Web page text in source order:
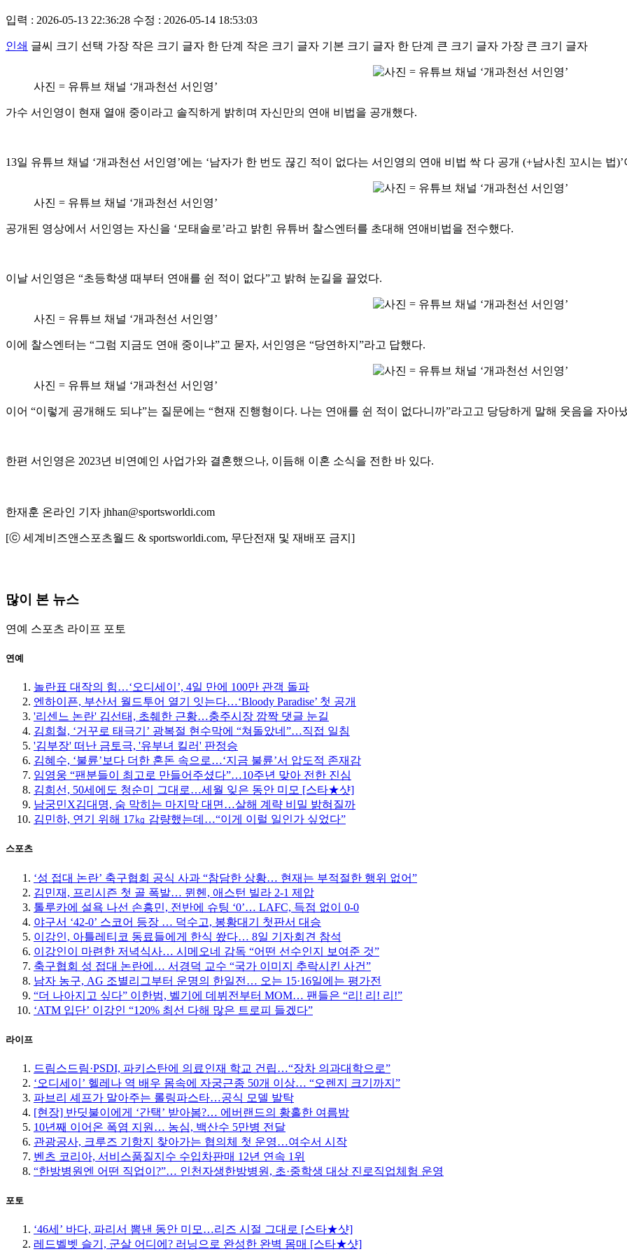
입력 : 2026-05-13 22:36:28 수정 : 2026-05-14 18:53:03
인쇄 글씨 크기 선택 가장 작은 크기 글자 한 단계 작은 크기 글자 기본 크기 글자 한 단계 큰 크기 글자 가장 큰 크기 글자
사진 = 유튜브 채널 ‘개과천선 서인영’
가수 서인영이 현재 열애 중이라고 솔직하게 밝히며 자신만의 연애 비법을 공개했다.
13일 유튜브 채널 ‘개과천선 서인영’에는 ‘남자가 한 번도 끊긴 적이 없다는 서인영의 연애 비법 싹 다 공개 (+남사친 꼬시는 법
사진 = 유튜브 채널 ‘개과천선 서인영’
공개된 영상에서 서인영는 자신을 ‘모태솔로’라고 밝힌 유튜버 찰스엔터를 초대해 연애비법을 전수했다.
이날 서인영은 “초등학생 때부터 연애를 쉰 적이 없다”고 밝혀 눈길을 끌었다.
사진 = 유튜브 채널 ‘개과천선 서인영’
이에 찰스엔터는 “그럼 지금도 연애 중이냐”고 묻자, 서인영은 “당연하지”라고 답했다.
사진 = 유튜브 채널 ‘개과천선 서인영’
이어 “이렇게 공개해도 되냐”는 질문에는 “현재 진행형이다. 나는 연애를 쉰 적이 없다니까”라고고 당당하게 말해 웃음을 자아
한편 서인영은 2023년 비연예인 사업가와 결혼했으나, 이듬해 이혼 소식을 전한 바 있다.
한재훈 온라인 기자 jhhan@sportsworldi.com
[ⓒ 세계비즈앤스포츠월드 & sportsworldi.com, 무단전재 및 재배포 금지]
많이 본 뉴스
연예 스포츠 라이프 포토
연예
놀란표 대작의 힘…‘오디세이’, 4일 만에 100만 관객 돌파
엔하이픈, 부산서 월드투어 열기 잇는다…‘Bloody Paradise’ 첫 공개
'리센느 논란' 김선태, 초췌한 근황…충주시장 깜짝 댓글 눈길
김희철, ‘거꾸로 태극기’ 광복절 현수막에 “쳐돌았네”…직접 일침
'김부장' 떠난 금토극, '유부녀 킬러' 판정승
김혜수, ‘불륜’보다 더한 혼돈 속으로…‘지금 불륜’서 압도적 존재감
임영웅 “팬분들이 최고로 만들어주셨다”…10주년 맞아 전한 진심
김희선, 50세에도 청순미 그대로…세월 잊은 동안 미모 [스타★샷]
남궁민X김대명, 숨 막히는 마지막 대면…살해 계략 비밀 밝혀질까
김민하, 연기 위해 17㎏ 감량했는데…“이게 이럴 일인가 싶었다”
스포츠
‘성 접대 논란’ 축구협회 공식 사과 “참담한 상황… 현재는 부적절한 행위 없어”
김민재, 프리시즌 첫 골 폭발… 뮌헨, 애스턴 빌라 2-1 제압
톨루카에 설욕 나선 손흥민, 전반에 슈팅 ‘0’… LAFC, 득점 없이 0-0
야구서 ‘42-0’ 스코어 등장 … 덕수고, 봉황대기 첫판서 대승
이강인, 아틀레티코 동료들에게 한식 쐈다… 8일 기자회견 참석
이강인이 마련한 저녁식사… 시메오네 감독 “어떤 선수인지 보여준 것”
축구협회 성 접대 논란에… 서경덕 교수 “국가 이미지 추락시킨 사건”
남자 농구, AG 조별리그부터 운명의 한일전… 오는 15·16일에는 평가전
“더 나아지고 싶다” 이한범, 벨기에 데뷔전부터 MOM… 팬들은 “리! 리! 리!”
‘ATM 입단’ 이강인 “120% 최선 다해 많은 트로피 들겠다”
라이프
드림스드림·PSDI, 파키스탄에 의료인재 학교 건립…“장차 의과대학으로”
‘오디세이’ 헬레나 역 배우 몸속에 자궁근종 50개 이상… “오렌지 크기까지”
파브리 셰프가 말아주는 롤링파스타…공식 모델 발탁
[현장] 반딧불이에게 ‘간택’ 받아봄?… 에버랜드의 황홀한 여름밤
10년째 이어온 폭염 지원… 농심, 백산수 5만병 전달
관광공사, 크루즈 기항지 찾아가는 협의체 첫 운영…여수서 시작
벤츠 코리아, 서비스품질지수 수입차판매 12년 연속 1위
“한방병원엔 어떤 직업이?”… 인천자생한방병원, 초·중학생 대상 진로직업체험 운영
포토
‘46세’ 바다, 파리서 뽐낸 동안 미모…리즈 시절 그대로 [스타★샷]
레드벨벳 슬기, 군살 어디에? 러닝으로 완성한 완벽 몸매 [스타★샷]